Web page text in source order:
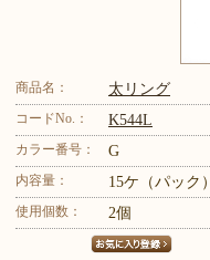
商品名： 太リング
コードNo.： K544L
カラー番号： G
内容量： 15ケ（パック）
使用個数： 2個